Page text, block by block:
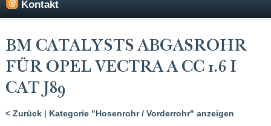
Kontakt
BM CATALYSTS ABGASROHR
FÜR OPEL VECTRA A CC 1.6 I
CAT J89
< Zurück| Kategorie "Hosenrohr / Vorderrohr" anzeigen